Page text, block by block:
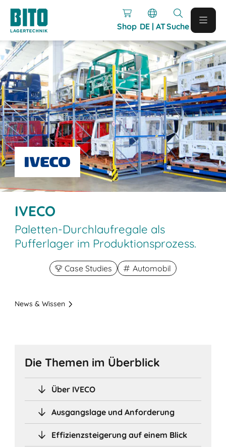
Shop DE | ATSuche
IVECO
Paletten-Durchlaufregale als
Pufferlager im Produktionsprozess.
Case Studies Automobil
News & Wissen
Die Themen im Überblick
Über IVECO
Ausgangslage und Anforderung
Effizienzsteigerung auf einem Blick